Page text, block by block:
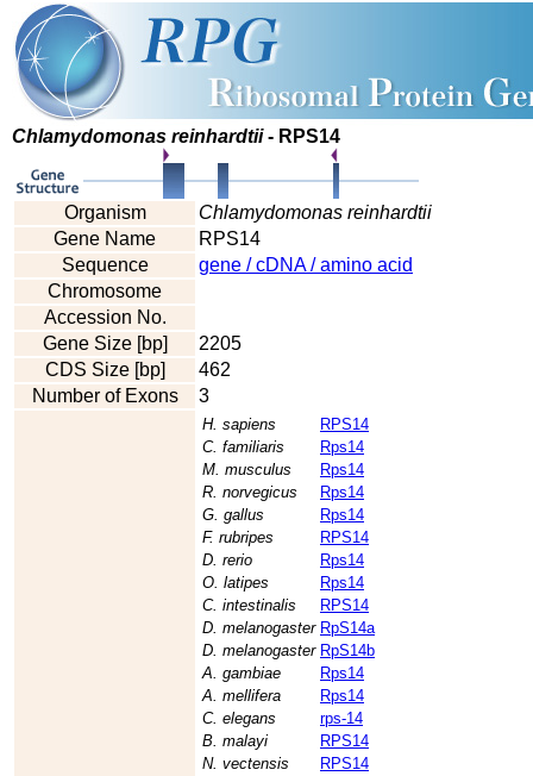
Chlamydomonas reinhardtii- RPS14
Organism
Chlamydomonas reinhardtii
Gene Name
RPS14
Sequence
gene / cDNA / amino acid
Chromosome
Accession No.
Gene Size [bp]
2205
CDS Size [bp]
462
Number of Exons
3
H. sapiens
RPS14
C. familiaris
Rps14
M. musculus
Rps14
R. norvegicus
Rps14
G. gallus
Rps14
F. rubripes
RPS14
D. rerio
Rps14
O. latipes
Rps14
C. intestinalis
RPS14
D. melanogaster RpS14a
D. melanogaster RpS14b
A. gambiae
Rps14
A. mellifera
Rps14
C. elegans
rps-14
B. malayi
RPS14
N. vectensis
RPS14